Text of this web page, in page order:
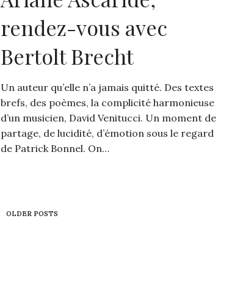
rendez-vous avec
Bertolt Brecht
Un auteur qu’elle n’a jamais quitté. Des textes
brefs, des poèmes, la complicité harmonieuse
d’un musicien, David Venitucci. Un moment de
partage, de lucidité, d’émotion sous le regard
de Patrick Bonnel. On…
OLDER POSTS